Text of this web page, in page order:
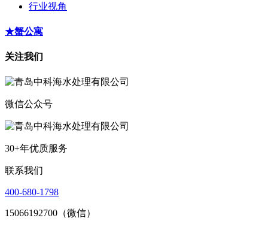
行业视角
★蟹公寓
关注我们
微信公众号
30+年优质服务
联系我们
400-680-1798
15066192700（微信）